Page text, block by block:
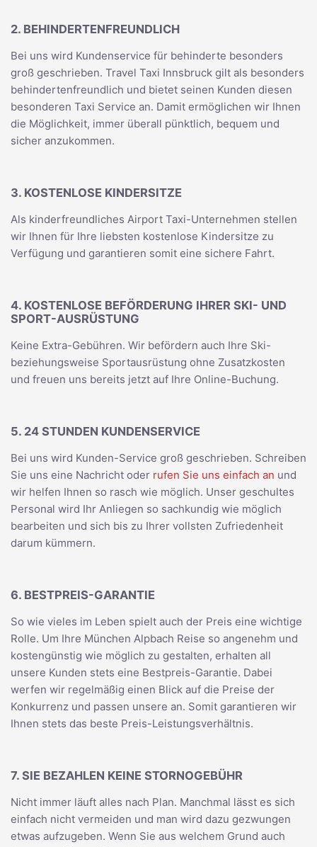
2. BEHINDERTENFREUNDLICH
Bei uns wird Kundenservice für behinderte besonders
groß geschrieben. Travel Taxi Innsbruck gilt als besonders
behindertenfreundlich und bietet seinen Kunden diesen
besonderen Taxi Service an. Damit ermöglichen wir Ihnen
die Möglichkeit, immer überall pünktlich, bequem und
sicher anzukommen.
3. KOSTENLOSE KINDERSITZE
Als kinderfreundliches Airport Taxi-Unternehmen stellen
wir Ihnen für Ihre liebsten kostenlose Kindersitze zu
Verfügung und garantieren somit eine sichere Fahrt.
4. KOSTENLOSE BEFÖRDERUNG IHRER SKI- UND
SPORT-AUSRÜSTUNG
Keine Extra-Gebühren. Wir befördern auch Ihre Ski-
beziehungsweise Sportausrüstung ohne Zusatzkosten
und freuen uns bereits jetzt auf Ihre Online-Buchung.
5. 24 STUNDEN KUNDENSERVICE
Bei uns wird Kunden-Service groß geschrieben. Schreiben
Sie uns eine Nachricht oder rufen Sie uns einfach an und
wir helfen Ihnen so rasch wie möglich. Unser geschultes
Personal wird Ihr Anliegen so sachkundig wie möglich
bearbeiten und sich bis zu Ihrer vollsten Zufriedenheit
darum kümmern.
6. BESTPREIS-GARANTIE
So wie vieles im Leben spielt auch der Preis eine wichtige
Rolle. Um Ihre München Alpbach Reise so angenehm und
kostengünstig wie möglich zu gestalten, erhalten all
unsere Kunden stets eine Bestpreis-Garantie. Dabei
werfen wir regelmäßig einen Blick auf die Preise der
Konkurrenz und passen unsere an. Somit garantieren wir
Ihnen stets das beste Preis-Leistungsverhältnis.
7. SIE BEZAHLEN KEINE STORNOGEBÜHR
Nicht immer läuft alles nach Plan. Manchmal lässt es sich
einfach nicht vermeiden und man wird dazu gezwungen
etwas aufzugeben. Wenn Sie aus welchem Grund auch